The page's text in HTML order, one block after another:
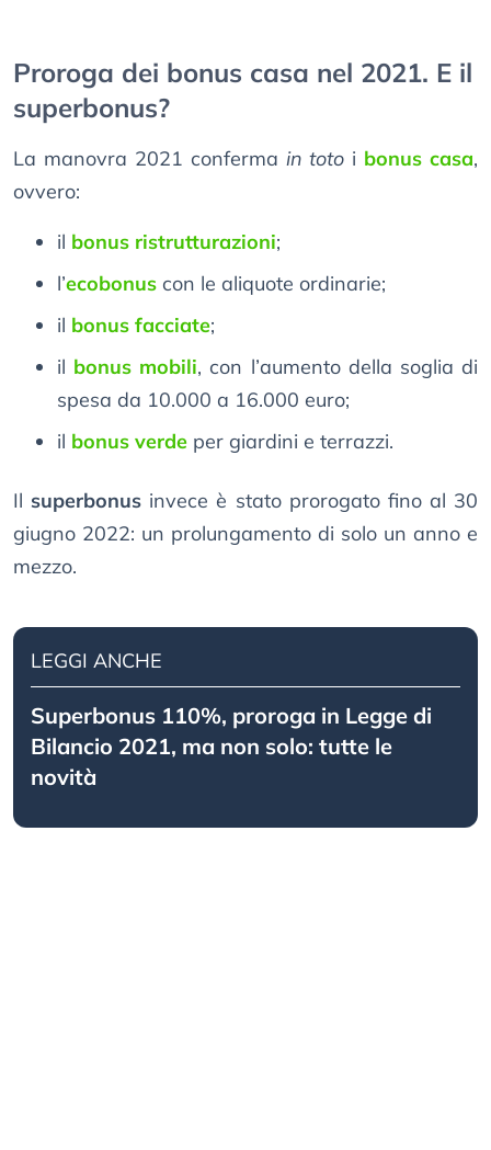
Proroga dei bonus casa nel 2021. E il
superbonus?
La manovra 2021 conferma in toto i bonus casa,
ovvero:
il bonus ristrutturazioni;
l’ecobonus con le aliquote ordinarie;
il bonus facciate;
il bonus mobili, con l’aumento della soglia di
spesa da 10.000 a 16.000 euro;
il bonus verde per giardini e terrazzi.
Il superbonus invece è stato prorogato fino al 30
giugno 2022: un prolungamento di solo un anno e
mezzo.
LEGGI ANCHE
Superbonus 110%, proroga in Legge di
Bilancio 2021, ma non solo: tutte le
novità